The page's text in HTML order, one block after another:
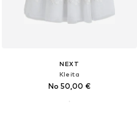
NEXT
Kleita
No 50,00 €